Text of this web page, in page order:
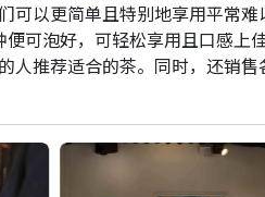
可以更简单且特别地享用平常
可泡好，可轻松享用且口感上
人推荐适合的茶。同时，还销